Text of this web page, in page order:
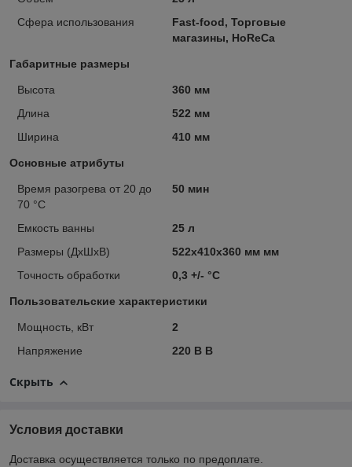
Сфера использования
Fast-food, Торговые
магазины, HoReCa
Габаритные размеры
Высота
360 мм
Длина
522 мм
Ширина
410 мм
Основные атрибуты
Время разогрева от 20 до
70 °С
50 мин
Емкость ванны
25 л
Размеры (ДхШхВ)
522x410x360 мм мм
Точность обработки
0,3 +/- °С
Пользовательские характеристики
Мощность, кВт
2
Напряжение
220 В В
Скрыть
Условия доставки
Доставка осуществляется только по предоплате.